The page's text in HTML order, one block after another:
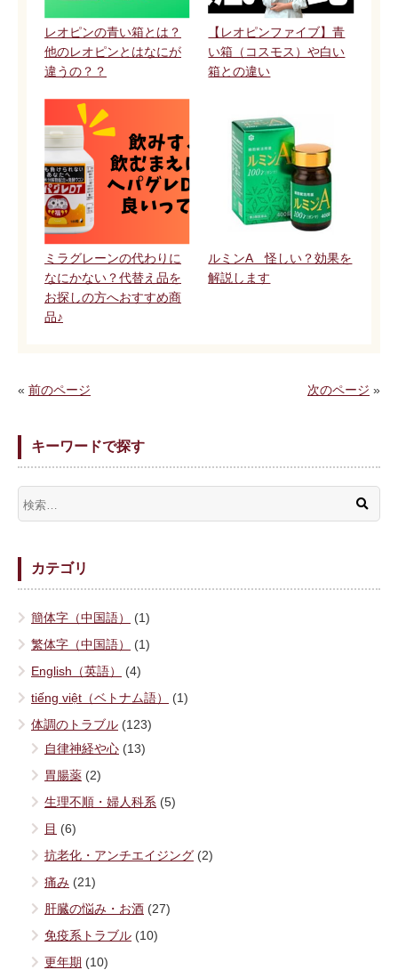
レオピンの青い箱とは？
他のレオピンとはなにが
違うの？？
【レオピンファイブ】青
い箱（コスモス）や白い
箱との違い
ミラグレーンの代わりに
なにかない？代替え品を
お探しの方へおすすめ商
品♪
ルミンA 怪しい？効果を
解説します
« 前のページ 次のページ »
キーワードで探す
カテゴリ
簡体字（中国語）
(1)
繁体字（中国語）
(1)
English（英語）
(4)
tiếng việt（ベトナム語）
(1)
体調のトラブル (123)
自律神経や心 (13)
胃腸薬 (2)
生理不順・婦人科系 (5)
目 (6)
抗老化・アンチエイジング (2)
痛み (21)
肝臓の悩み・お酒 (27)
免疫系トラブル (10)
更年期 (10)